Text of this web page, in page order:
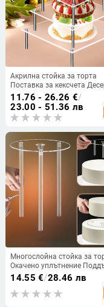
Акрилна стойка за торта
Поставка за кексчета
Маса Дисплей Комплект
Поддръжка за торта
рамка от слама Рожден ден
Сватба Парти Направи си
Декор на торта
11.76 - 26.26 €/
23.00 - 51.36 лв
Многослойна стойка за
Окачено уплътнение
слой за торта Комплект
дюбели за торта 3 бр.
разделителна плоча за
14.55 €/28.46 лв